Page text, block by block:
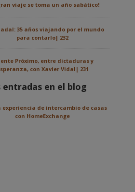
viaje se toma un año sabático!
35 años viajando por el mundo
para contarlo| 232
Próximo, entre dictaduras y
con Xavier Vidal| 231
entradas en el blog
experiencia de intercambio de casas
con HomeExchange